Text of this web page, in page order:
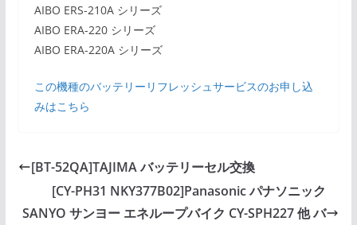
AIBO ERS-210A シリーズ
AIBO ERA-220 シリーズ
AIBO ERA-220A シリーズ
この機種のバッテリーリフレッシュサービスのお申し込
みはこちら
[BT-52QA]TAJIMA バッテリーセル交換
[CY-PH31 NKY377B02]Panasonic パナソニック
SANYO サンヨー エネループバイク CY-SPH227 他 バ